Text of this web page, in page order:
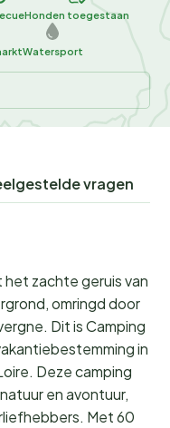
Honden toegestaan
Watersport
vragen
zachte geruis van
omringd door
Dit is Camping
in
Deze camping
en avontuur,
Met 60